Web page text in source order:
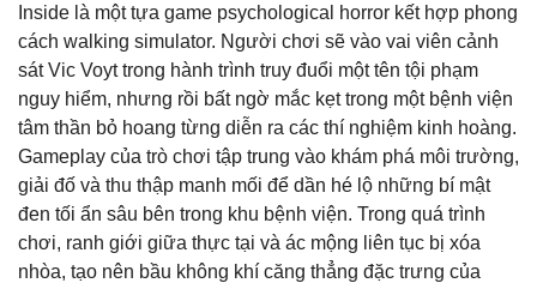
Inside là một tựa game psychological horror kết hợp phong
cách walking simulator. Người chơi sẽ vào vai viên cảnh
sát Vic Voyt trong hành trình truy đuổi một tên tội phạm
nguy hiểm, nhưng rồi bất ngờ mắc kẹt trong một bệnh viện
tâm thần bỏ hoang từng diễn ra các thí nghiệm kinh hoàng.
Gameplay của trò chơi tập trung vào khám phá môi trường,
giải đố và thu thập manh mối để dần hé lộ những bí mật
đen tối ẩn sâu bên trong khu bệnh viện. Trong quá trình
chơi, ranh giới giữa thực tại và ác mộng liên tục bị xóa
nhòa, tạo nên bầu không khí căng thẳng đặc trưng của